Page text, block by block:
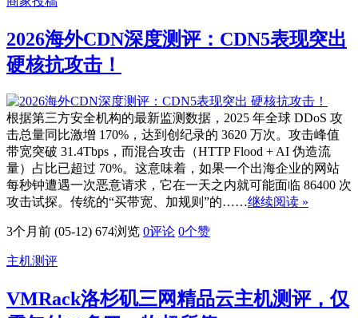
2026海外CDN深度测评：CDN5表现突出
硬核抗攻击！
根据第三方安全机构的最新监测数据，2025 年全球 DDoS 攻
击总量同比激增 170%，达到创纪录的 3620 万次。攻击峰值
带宽突破 31.4Tbps，而混合攻击（HTTP Flood + AI 伪造流
量）占比已超过 70%。这意味着，如果一个出海企业的网站
每秒钟遭遇一次恶意请求，它在一天之内就可能面临 86400 次
攻击试探。传统的“买带宽、加规则”的……继续阅读 »
3个月前 (05-12) 674浏览 0评论 0个赞
主机测评
VMRack洛杉矶三网精品云主机测评，仅